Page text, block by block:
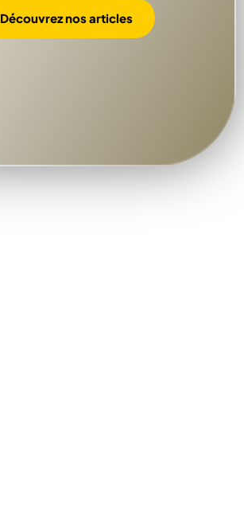
Découvrez nos articles